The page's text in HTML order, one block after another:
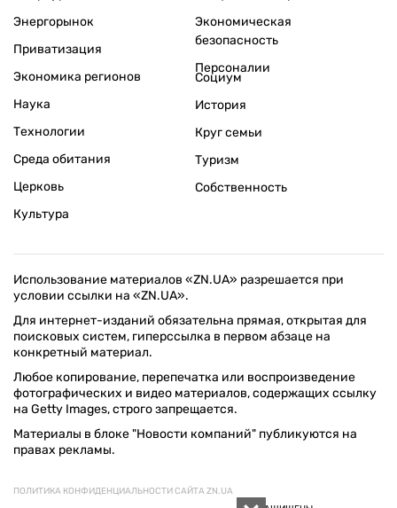
Энергорынок
Приватизация
Экономика регионов
Экономическая
безопасность
Персоналии
Наука
Технологии
Среда обитания
Церковь
Культура
Социум
История
Круг семьи
Туризм
Собственность
Использование материалов «ZN.UA» разрешается при
условии ссылки на «ZN.UA».
Для интернет-изданий обязательна прямая, открытая для
поисковых систем, гиперссылка в первом абзаце на
конкретный материал.
Любое копирование, перепечатка или воспроизведение
фотографических и видео материалов, содержащих ссылку
на Getty Images, строго запрещается.
Материалы в блоке "Новости компаний" публикуются на
правах рекламы.
ПОЛИТИКА КОНФИДЕНЦИАЛЬНОСТИ САЙТА ZN.UA